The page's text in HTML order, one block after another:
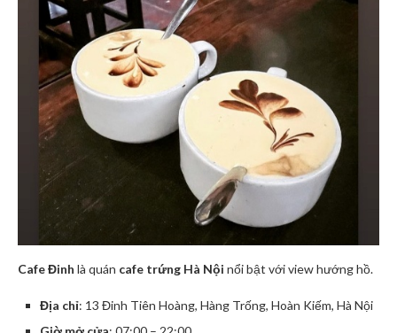
Cafe Đinh là quán cafe trứng Hà Nội nổi bật với view hướng hồ.
Địa chỉ: 13 Đinh Tiên Hoàng, Hàng Trống, Hoàn Kiếm, Hà Nội